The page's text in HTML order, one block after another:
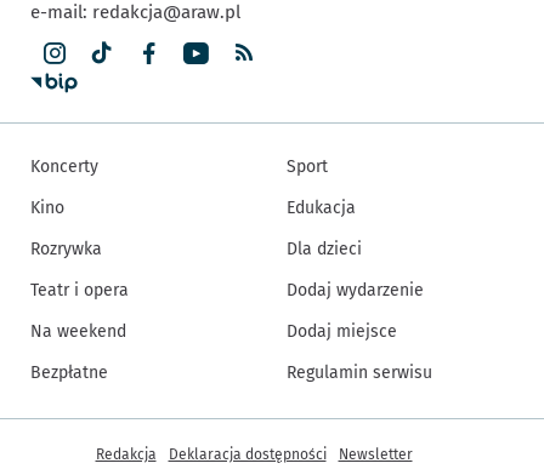
e-mail: redakcja@araw.pl
Koncerty
Kino
Rozrywka
Teatr i opera
Na weekend
Bezpłatne
Sport
Edukacja
Dla dzieci
Dodaj wydarzenie
Dodaj miejsce
Regulamin serwisu
Inne informacje
Redakcja Deklaracja dostępności Newsletter